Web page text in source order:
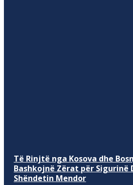
Të Rinjtë nga Kosova dhe
Bashkojnë Zërat për Sigurinë
Shëndetin Mendor